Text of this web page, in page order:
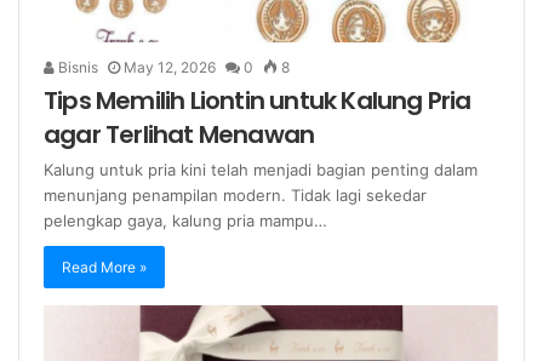
Bisnis May 12, 2026 0 8
Tips Memilih Liontin untuk Kalung Pria
agar Terlihat Menawan
Kalung untuk pria kini telah menjadi bagian penting dalam
menunjang penampilan modern. Tidak lagi sekedar
pelengkap gaya, kalung pria mampu…
Read More »